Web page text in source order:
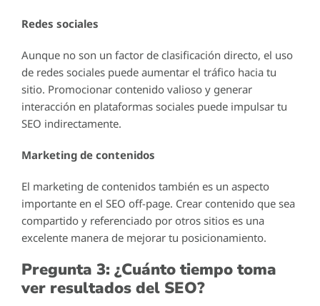
Redes sociales
Aunque no son un factor de clasificación directo, el uso
de redes sociales puede aumentar el tráfico hacia tu
sitio. Promocionar contenido valioso y generar
interacción en plataformas sociales puede impulsar tu
SEO indirectamente.
Marketing de contenidos
El marketing de contenidos también es un aspecto
importante en el SEO off-page. Crear contenido que sea
compartido y referenciado por otros sitios es una
excelente manera de mejorar tu posicionamiento.
Pregunta 3: ¿Cuánto tiempo toma
ver resultados del SEO?